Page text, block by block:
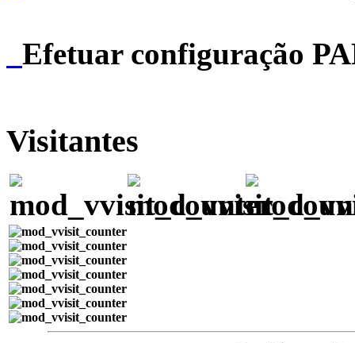
Efetuar configuração
Visitantes